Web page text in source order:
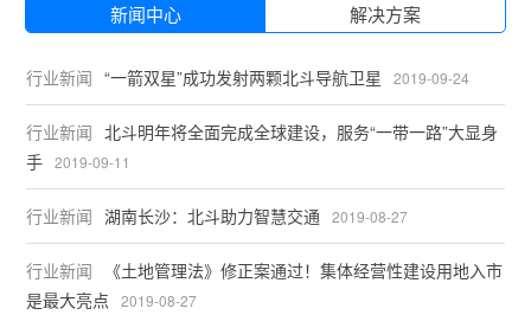
新闻中心 解决方案
行业新闻 “一箭双星”成功发射两颗北斗导航卫星 2019-09-24
行业新闻 北斗明年将全面完成全球建设，服务“一带一路”大显身
手
2019-09-11
行业新闻 湖南长沙：北斗助力智慧交通 2019-08-27
行业新闻
《土地管理法》修正案通过！集体经营性建设用地入市
是最大亮点
2019-08-27